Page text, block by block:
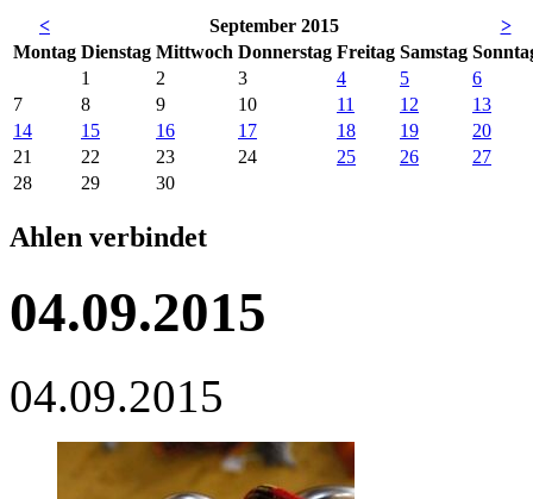
< September 2015
>
Montag Dienstag Mittwoch Donnerstag Freitag Samstag So
1
2 3 4 5
6
7
8 9 10 11 12
13
14
15 16 17 18 19
20
21
22 23 24 25 26
27
28
29 30
Ahlen verbindet
04.09.2015
04.09.2015